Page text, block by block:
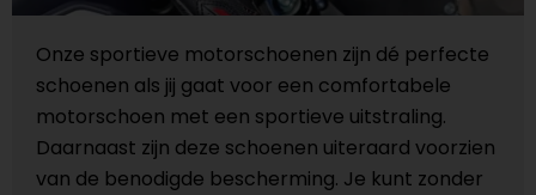
Onze sportieve motorschoenen zijn dé perfecte
schoenen als jij gaat voor een comfortabele
motorschoen met een sportieve uitstraling.
Daarnaast zijn deze schoenen uiteraard voorzien
van de benodigde bescherming. Je kunt zonder